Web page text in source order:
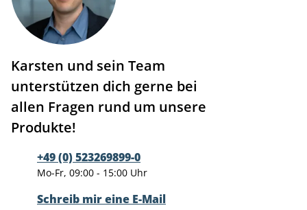
Karsten und sein Team
unterstützen dich gerne bei
allen Fragen rund um unsere
Produkte!
+49 (0) 523269899-0
Mo-Fr, 09:00 - 15:00 Uhr
Schreib mir eine E-Mail